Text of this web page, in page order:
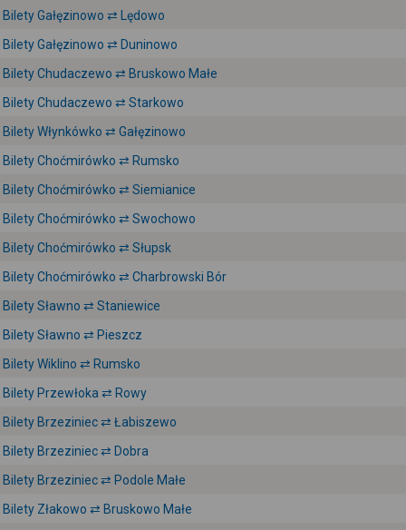
Bilety Gałęzinowo ⇄ Lędowo
Bilety Gałęzinowo ⇄ Duninowo
Bilety Chudaczewo ⇄ Bruskowo Małe
Bilety Chudaczewo ⇄ Starkowo
Bilety Włynkówko ⇄ Gałęzinowo
Bilety Choćmirówko ⇄ Rumsko
Bilety Choćmirówko ⇄ Siemianice
Bilety Choćmirówko ⇄ Swochowo
Bilety Choćmirówko ⇄ Słupsk
Bilety Choćmirówko ⇄ Charbrowski Bór
Bilety Sławno ⇄ Staniewice
Bilety Sławno ⇄ Pieszcz
Bilety Wiklino ⇄ Rumsko
Bilety Przewłoka ⇄ Rowy
Bilety Brzeziniec ⇄ Łabiszewo
Bilety Brzeziniec ⇄ Dobra
Bilety Brzeziniec ⇄ Podole Małe
Bilety Złakowo ⇄ Bruskowo Małe